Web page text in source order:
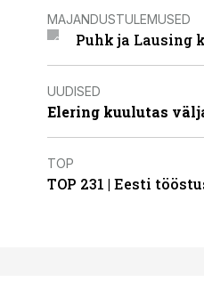
MAJANDUSTULEMUSED
Puhk ja Lausing
UUDISED
Elering kuulutas
TOP
TOP 231 | Eesti